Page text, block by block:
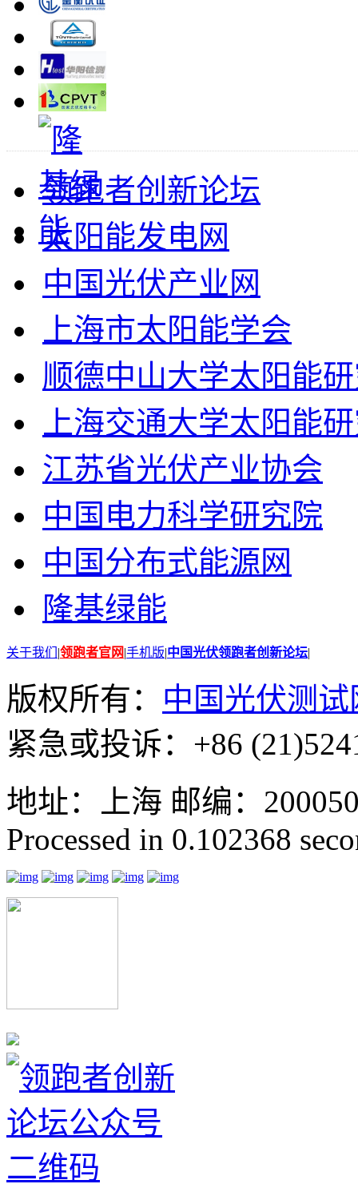
领跑者创新论坛
太阳能发电网
中国光伏产业网
上海市太阳能学会
顺德中山大学太阳能
上海交通大学太阳能
江苏省光伏产业协会
中国电力科学研究院
中国分布式能源网
隆基绿能
关于我们 |领跑者官网|手机版|中国光伏领跑者创新论坛|
版权所有： 中国光伏测试
紧急或投诉：+86
地址：上海 邮编：
Processed in 0.102368